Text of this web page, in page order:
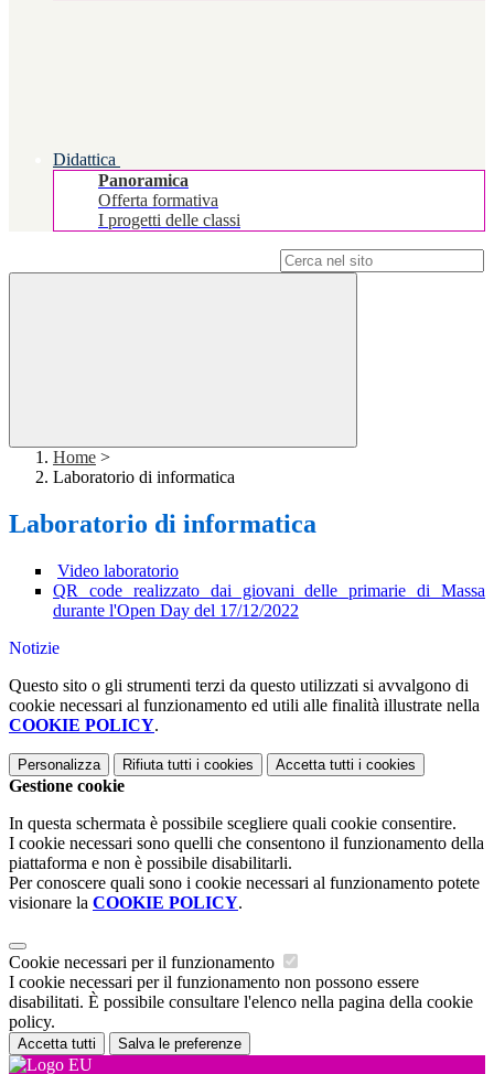
Didattica
Panoramica
Offerta formativa
I progetti delle classi
Home >
Laboratorio di informatica
Laboratorio di informatica
Video laboratorio
QR code realizzato dai giovani delle primarie di Massa
durante l'Open Day del 17/12/2022
Notizie
Questo sito o gli strumenti terzi da questo utilizzati si avvalgono di
cookie necessari al funzionamento ed utili alle finalità illustrate nella
COOKIE POLICY.
Personalizza Rifiuta tutti i cookies Accetta tutti i cookies
Gestione cookie
In questa schermata è possibile scegliere quali cookie consentire.
I cookie necessari sono quelli che consentono il funzionamento della
piattaforma e non è possibile disabilitarli.
Per conoscere quali sono i cookie necessari al funzionamento potete
visionare la COOKIE POLICY.
Cookie necessari per il funzionamento
I cookie necessari per il funzionamento non possono essere
disabilitati. È possibile consultare l'elenco nella pagina della cookie
policy.
Accetta tutti Salva le preferenze